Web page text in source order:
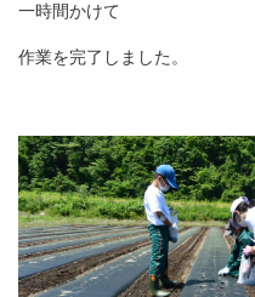
一時間かけて
作業を完了しました。